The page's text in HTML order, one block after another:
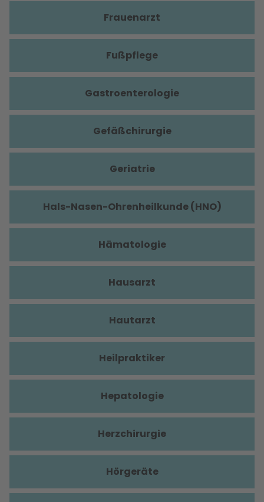
Frauenarzt
Fußpflege
Gastroenterologie
Gefäßchirurgie
Geriatrie
Hals-Nasen-Ohrenheilkunde (HNO)
Hämatologie
Hausarzt
Hautarzt
Heilpraktiker
Hepatologie
Herzchirurgie
Hörgeräte